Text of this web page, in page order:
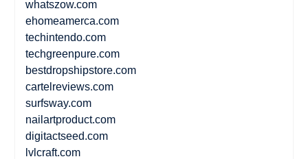
whatszow.com
ehomeamerca.com
techintendo.com
techgreenpure.com
bestdropshipstore.com
cartelreviews.com
surfsway.com
nailartproduct.com
digitactseed.com
lvlcraft.com